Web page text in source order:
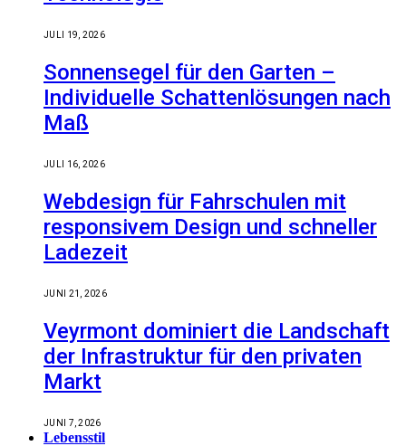
JULI 19, 2026
Sonnensegel für den Garten –
Individuelle Schattenlösungen nach
Maß
JULI 16, 2026
Webdesign für Fahrschulen mit
responsivem Design und schneller
Ladezeit
JUNI 21, 2026
Veyrmont dominiert die Landschaft
der Infrastruktur für den privaten
Markt
JUNI 7, 2026
Lebensstil